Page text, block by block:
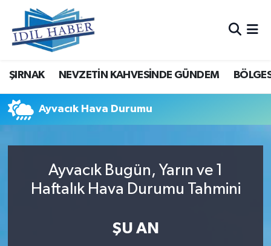
ŞIRNAK NEVZETİN KAHVESİNDE GÜNDEM
Ayvacık Hava Durumu
Ayvacık Bugün, Yarın ve 1
Haftalık Hava Durumu Tahmini
ŞU AN
Nöbetçi Eczaneler
Hava Durumu
Trafik Durumu
Tüm Manşetler